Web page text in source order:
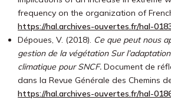
frequency on the organization of
https://hal.archives-ouvertes.fr/hal-
Dépoues, V. (2018). Ce que peut nous
gestion de la végétation Sur
climatique pour SNCF. Document de
dans la Revue Générale des Chemins
https://hal.archives-ouvertes.fr/hal-